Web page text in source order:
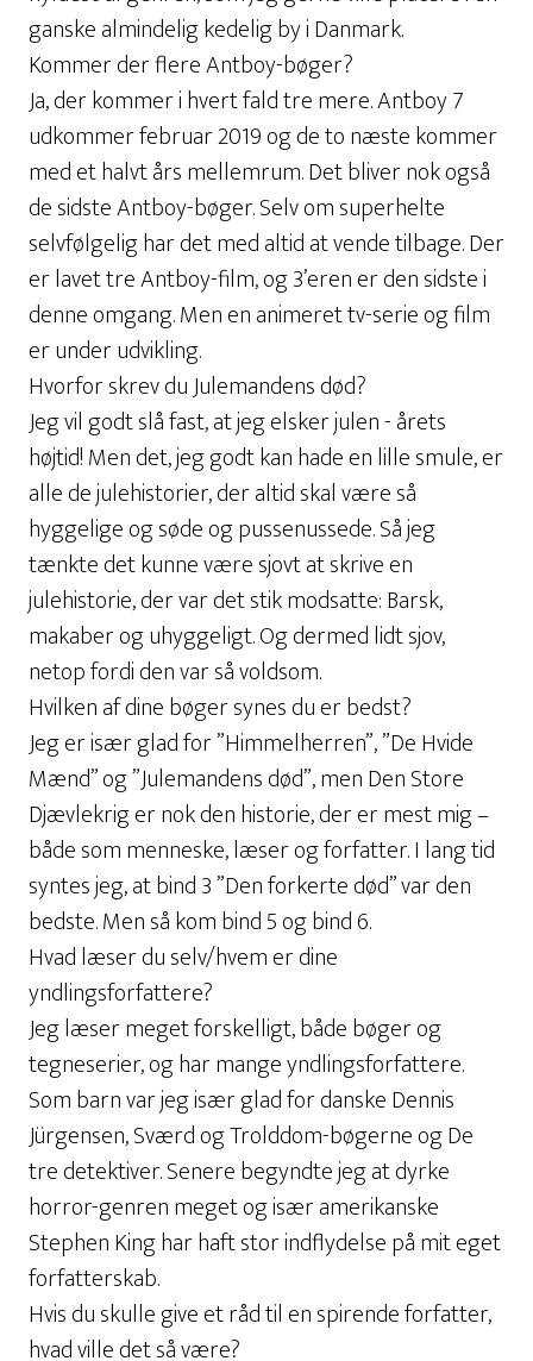
ganske almindelig kedelig by i Danmark.
Kommer der flere Antboy-bøger?
Ja, der kommer i hvert fald tre mere. Antboy 7
udkommer februar 2019 og de to næste kommer
med et halvt års mellemrum. Det bliver nok også
de sidste Antboy-bøger. Selv om superhelte
selvfølgelig har det med altid at vende tilbage. Der
er lavet tre Antboy-film, og 3’eren er den sidste i
denne omgang. Men en animeret tv-serie og film
er under udvikling.
Hvorfor skrev du Julemandens død?
Jeg vil godt slå fast, at jeg elsker julen - årets
højtid! Men det, jeg godt kan hade en lille smule, er
alle de julehistorier, der altid skal være så
hyggelige og søde og pussenussede. Så jeg
tænkte det kunne være sjovt at skrive en
julehistorie, der var det stik modsatte: Barsk,
makaber og uhyggeligt. Og dermed lidt sjov,
netop fordi den var så voldsom.
Hvilken af dine bøger synes du er bedst?
Jeg er især glad for ”Himmelherren”, ”De Hvide
Mænd” og ”Julemandens død”, men Den Store
Djævlekrig er nok den historie, der er mest mig –
både som menneske, læser og forfatter. I lang tid
syntes jeg, at bind 3 ”Den forkerte død” var den
bedste. Men så kom bind 5 og bind 6.
Hvad læser du selv/hvem er dine
yndlingsforfattere?
Jeg læser meget forskelligt, både bøger og
tegneserier, og har mange yndlingsforfattere.
Som barn var jeg især glad for danske Dennis
Jürgensen, Sværd og Trolddom-bøgerne og De
tre detektiver. Senere begyndte jeg at dyrke
horror-genren meget og især amerikanske
Stephen King har haft stor indflydelse på mit eget
forfatterskab.
Hvis du skulle give et råd til en spirende forfatter,
hvad ville det så være?